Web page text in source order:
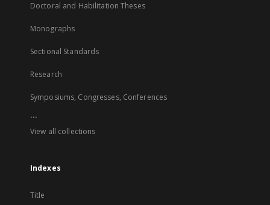
Doctoral and Habilitation Theses
Monographs
Sectional Standards
Research
Symposiums, Congresses, Conferences
...
View all collections
Indexes
Title